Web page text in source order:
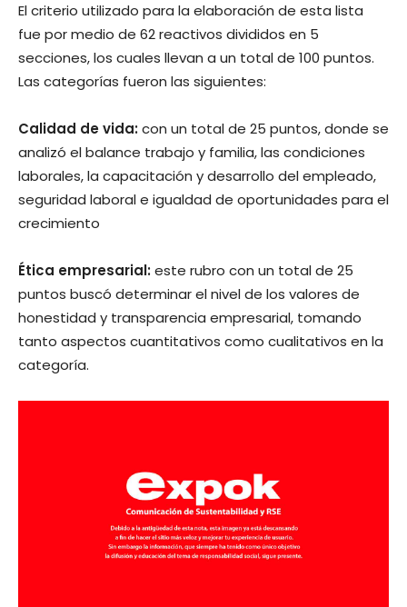
El criterio utilizado para la elaboración de esta lista
fue por medio de 62 reactivos divididos en 5
secciones, los cuales llevan a un total de 100 puntos.
Las categorías fueron las siguientes:
Calidad de vida:con un total de 25 puntos, donde se
analizó el balance trabajo y familia, las condiciones
laborales, la capacitación y desarrollo del empleado,
seguridad laboral e igualdad de oportunidades para el
crecimiento
Ética empresarial:este rubro con un total de 25
puntos buscó determinar el nivel de los valores de
honestidad y transparencia empresarial, tomando
tanto aspectos cuantitativos como cualitativos en la
categoría.